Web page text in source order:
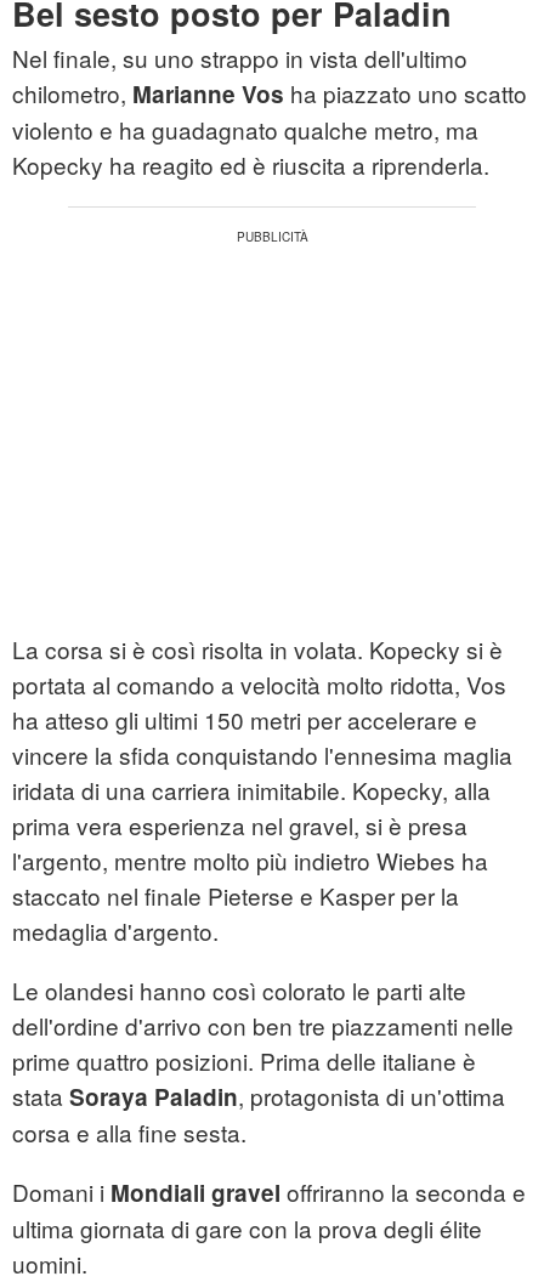
Bel sesto posto per Paladin
Nel finale, su uno strappo in vista dell'ultimo
chilometro, Marianne Vos ha piazzato uno scatto
violento e ha guadagnato qualche metro, ma
Kopecky ha reagito ed è riuscita a riprenderla.
La corsa si è così risolta in volata. Kopecky si è
portata al comando a velocità molto ridotta, Vos
ha atteso gli ultimi 150 metri per accelerare e
vincere la sfida conquistando l'ennesima maglia
iridata di una carriera inimitabile. Kopecky, alla
prima vera esperienza nel gravel, si è presa
l'argento, mentre molto più indietro Wiebes ha
staccato nel finale Pieterse e Kasper per la
medaglia d'argento.
Le olandesi hanno così colorato le parti alte
dell'ordine d'arrivo con ben tre piazzamenti nelle
prime quattro posizioni. Prima delle italiane è
stata Soraya Paladin, protagonista di un'ottima
corsa e alla fine sesta.
Domani i Mondiali gravel offriranno la seconda e
ultima giornata di gare con la prova degli élite
uomini.